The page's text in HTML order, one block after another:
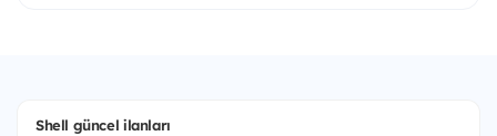
Shell güncel ilanları